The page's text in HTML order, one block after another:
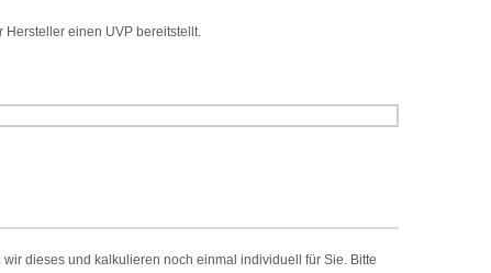
Hersteller einen UVP bereitstellt.
dieses und kalkulieren noch einmal individuell für Sie. Bitte